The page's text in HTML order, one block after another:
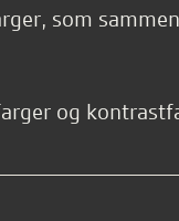
som sammen
og